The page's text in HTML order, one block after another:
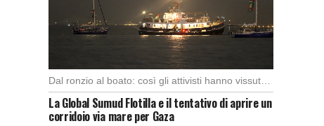
Dal ronzio al boato: così gli attivisti hanno vissuto l’attacco in piena notte. Nella notte […]
La Global Sumud Flotilla e il tentativo di aprire un
corridoio via mare per Gaza